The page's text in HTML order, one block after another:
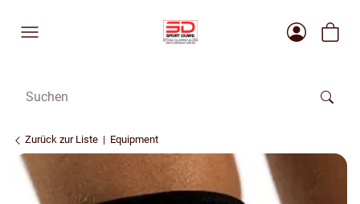
Zurück zur Liste Equipment